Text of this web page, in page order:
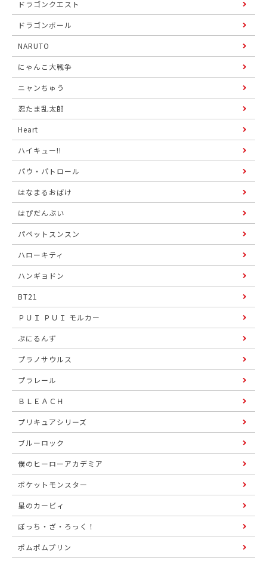
ドラゴンクエスト
ドラゴンボール
NARUTO
にゃんこ大戦争
ニャンちゅう
忍たま乱太郎
Heart
ハイキュー!!
パウ・パトロール
はなまるおばけ
はぴだんぶい
パペットスンスン
ハローキティ
ハンギョドン
BT21
ＰＵＩ ＰＵＩ モルカー
ぷにるんず
プラノサウルス
プラレール
ＢＬＥＡＣＨ
プリキュアシリーズ
ブルーロック
僕のヒーローアカデミア
ポケットモンスター
星のカービィ
ぼっち・ざ・ろっく！
ポムポムプリン